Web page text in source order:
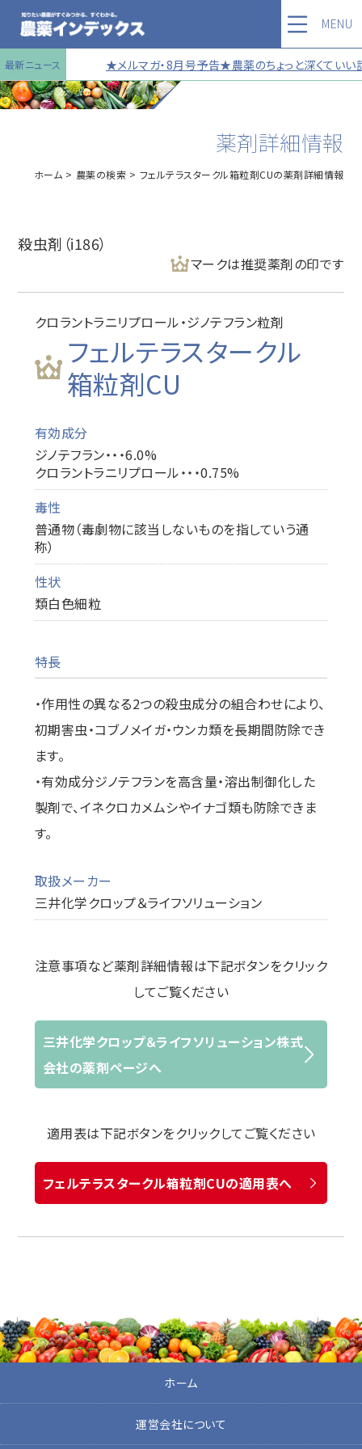
最新ニュース ★メルマガ・8月号予告★農薬のちょっと深くて
MENU
薬剤詳細情報
ホーム 農薬の検索 フェルテラスタークル箱粒剤CUの薬剤詳細情報
殺虫剤（i186）
マークは推奨薬剤の印です
クロラントラニリプロール・ジノテフラン粒剤
フェルテラスタークル
箱粒剤CU
有効成分
ジノテフラン・・・6.0%
クロラントラニリプロール・・・0.75%
毒性
普通物（毒劇物に該当しないものを指していう通
称）
性状
類白色細粒
特長
・作用性の異なる2つの殺虫成分の組合わせにより、
初期害虫・コブノメイガ・ウンカ類を長期間防除でき
ます。
・有効成分ジノテフランを高含量・溶出制御化した
製剤で、イネクロカメムシやイナゴ類も防除できま
す。
取扱メーカー
三井化学クロップ＆ライフソリューション
注意事項など薬剤詳細情報は下記ボタンをクリック
してご覧ください
三井化学クロップ＆ライフソリューション株式
会社の薬剤ページへ
適用表は下記ボタンをクリックしてご覧ください
フェルテラスタークル箱粒剤CUの適用表へ
ホーム
運営会社について